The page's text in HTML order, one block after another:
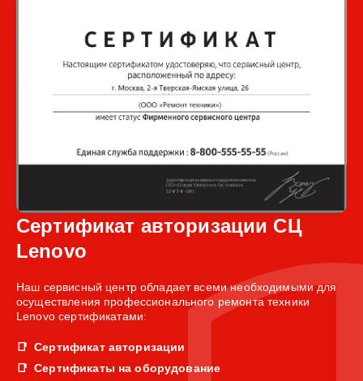
Сертификат авторизации СЦ
Lenovo
Наш сервисный центр обладает всеми необходимыми для
осуществления профессионального ремонта техники
Lenovo сертификатами:
Сертификат авторизации
Сертификаты на оборудование